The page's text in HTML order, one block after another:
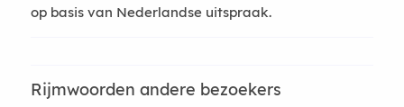
op basis van Nederlandse uitspraak.
Rijmwoorden andere bezoekers